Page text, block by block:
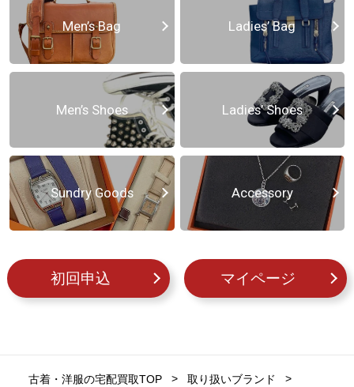
Men’s Bag Ladies’ Bag
Men’s Shoes Ladies’ Shoes
Sundry Goods Accessory
初回申込 マイページ
古着・洋服の宅配買取TOP
取り扱いブランド